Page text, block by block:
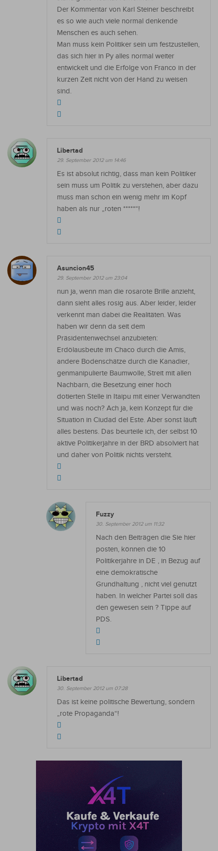
Der Kommentar von Karl Steiner beschreibt
es so wie auch viele normal denkende
Menschen es auch sehen.
Man muss kein Politiker sein um festzustellen,
das sich hier in Py alles normal weiter
entwickelt und die Erfolge von Franco in der
kurzen Zeit nicht von der Hand zu weisen
sind.
Libertad
29. September 2012 um 14:46
Es ist absolut richtig, dass man kein Politiker
sein muss um Politik zu verstehen, aber dazu
muss man schon ein wenig mehr im Kopf
haben als nur „roten *****“!
Asuncion45
29. September 2012 um 23:04
nun ja, wenn man die rosarote Brille anzieht,
dann sieht alles rosig aus. Aber leider, leider
verkennt man dabei die Realitäten. Was
haben wir denn da seit dem
Präsidentenwechsel anzubieten:
Erdölausbeute im Chaco durch die Amis,
andere Bodenschätze durch die Kanadier,
genmanipulierte Baumwolle, Streit mit allen
Nachbarn, die Besetzung einer hoch
dotierten Stelle in Itaipu mit einer Verwandten
und was noch? Ach ja, kein Konzept für die
Situation in Ciudad del Este. Aber sonst läuft
alles bestens. Das beurteile ich, der selbst 10
aktive Politikerjahre in der BRD absolviert hat
und daher von Politik nichts versteht.
Fuzzy
30. September 2012 um 11:32
Nach den Beiträgen die Sie hier
posten, können die 10
Politikerjahre in DE , in Bezug auf
eine demokratische
Grundhaltung , nicht viel genutzt
haben. In welcher Partei soll das
den gewesen sein ? Tippe auf
PDS.
Libertad
30. September 2012 um 07:28
Das ist keine politische Bewertung, sondern
„rote Propaganda“!